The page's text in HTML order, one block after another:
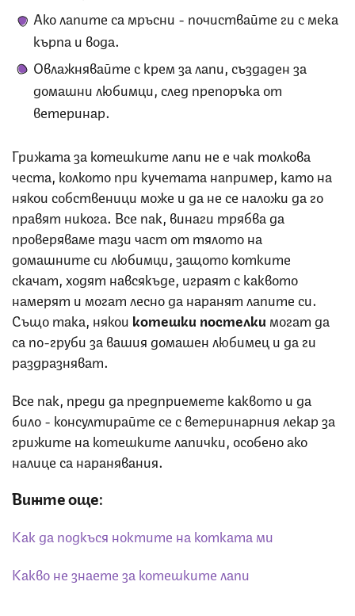
Ако лапите са мръсни - почиствайте ги с мека
кърпа и вода.
Овлажнявайте с крем за лапи, създаден за
домашни любимци, след препоръка от
ветеринар.
Грижата за котешките лапи не е чак толкова
честа, колкото при кучетата например, като на
някои собственици може и да не се наложи да го
правят никога. Все пак, винаги трябва да
проверяваме тази част от тялото на
домашните си любимци, защото котките
скачат, ходят навсякъде, играят с каквото
намерят и могат лесно да наранят лапите си.
Също така, някои котешки постелки могат да
са по-груби за вашия домашен любимец и да ги
раздразняват.
Все пак, преди да предприемете каквото и да
било - консултирайте се с ветеринарния лекар за
грижите на котешките лапички, особено ако
налице са наранявания.
Вижте още:
Как да подкъся ноктите на котката ми
Какво не знаете за котешките лапи